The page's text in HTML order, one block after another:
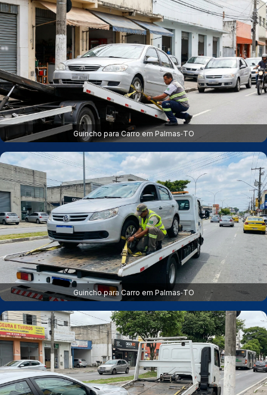
Guincho para Carro em Palmas‑TO
Guincho para Carro em Palmas‑TO